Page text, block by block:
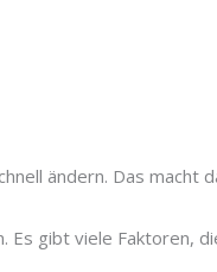
ändern. Das macht
gibt viele Faktoren,